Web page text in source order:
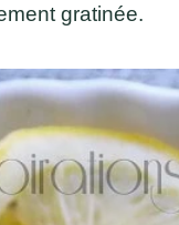
gratinée.